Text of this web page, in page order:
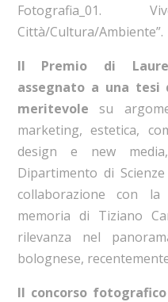
Fotografia_01.
Città/Cultura/Ambiente”.
Il Premio di
assegnato a una tesi
meritevole su
marketing, estetica,
design e new
Dipartimento di
collaborazione con
memoria di Tiziano
rilevanza nel
bolognese,
Il concorso